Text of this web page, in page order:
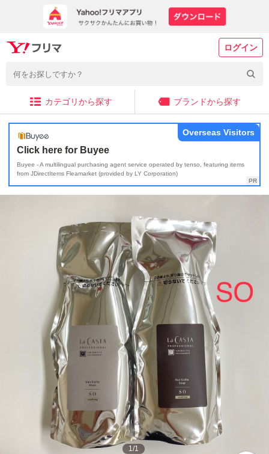
ログイン
カテゴリから探す ブランドから探す
Click here for Buyee
Buyee - A multilingual purchasing agent service operated by tenso, featuring items
from JDirectItems Fleamarket (provided by LY Corporation)
Overseas Visitors
1/1